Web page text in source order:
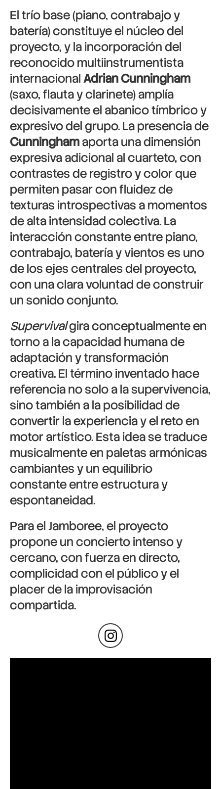
El trío base (piano, contrabajo y
batería) constituye el núcleo del
proyecto, y la incorporación del
reconocido multiinstrumentista
internacionalAdrian Cunningham
(saxo, flauta y clarinete) amplía
decisivamente el abanico tímbrico y
expresivo del grupo. La presencia de
Cunninghamaporta una dimensión
expresiva adicional al cuarteto, con
contrastes de registro y color que
permiten pasar con fluidez de
texturas introspectivas a momentos
de alta intensidad colectiva. La
interacción constante entre piano,
contrabajo, batería y vientos es uno
de los ejes centrales del proyecto,
con una clara voluntad de construir
un sonido conjunto.
Supervivalgira conceptualmente en
torno a la capacidad humana de
adaptación y transformación
creativa. El término inventado hace
referencia no solo a la supervivencia,
sino también a la posibilidad de
convertir la experiencia y el reto en
motor artístico. Esta idea se traduce
musicalmente en paletas armónicas
cambiantes y un equilibrio
constante entre estructura y
espontaneidad.
Para el Jamboree, el proyecto
propone un concierto intenso y
cercano, con fuerza en directo,
complicidad con el público y el
placer de la improvisación
compartida.